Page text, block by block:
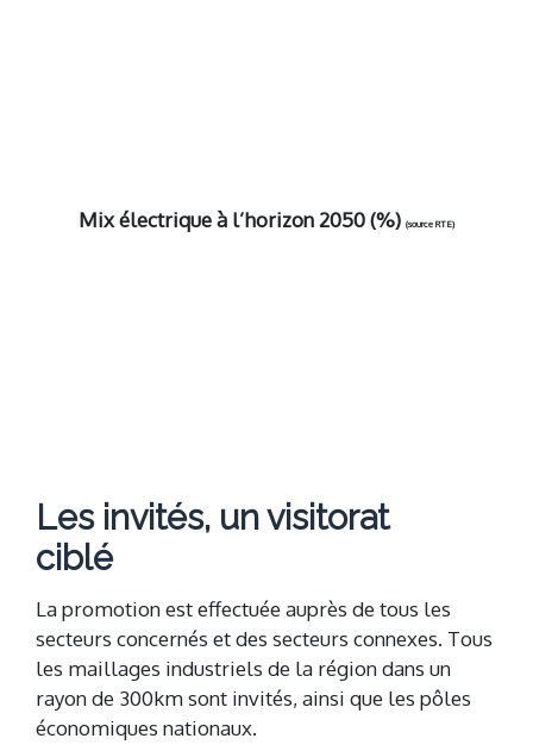
Mix électrique à l’horizon 2050 (%) (source RTE)
Les invités, un visitorat
ciblé
La promotion est effectuée auprès de tous les
secteurs concernés et des secteurs connexes. Tous
les maillages industriels de la région dans un
rayon de 300km sont invités, ainsi que les pôles
économiques nationaux.